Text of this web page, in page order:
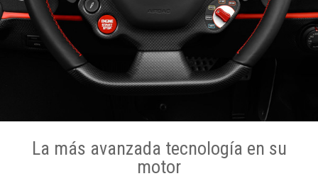
La más avanzada tecnología en su
motor